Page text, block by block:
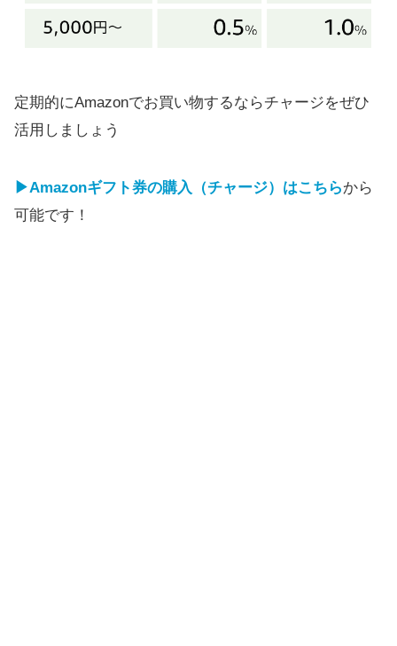
定期的にAmazonでお買い物するならチャージをぜひ
活用しましょう
▶Amazonギフト券の購入（チャージ）はこちらから
可能です！